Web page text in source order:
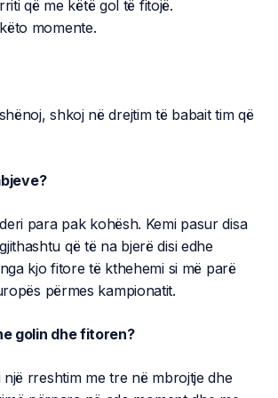
që me këtë gol të fitojë.
momente.
shkoj në drejtim të babait tim që
para pak kohësh. Kemi pasur disa
që të na bjerë disi edhe
kjo fitore të kthehemi si më parë
përmes kampionatit.
golin dhe fitoren?
rreshtim me tre në mbrojtje dhe